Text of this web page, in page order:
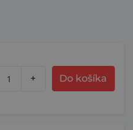
+ Do košíka